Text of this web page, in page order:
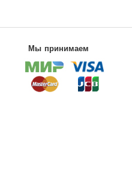
Мы принимаем